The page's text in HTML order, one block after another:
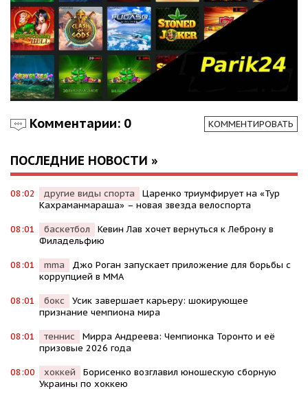
Комментарии: 0 КОММЕНТИРОВАТЬ
ПОСЛЕДНИЕ НОВОСТИ »
08:02 другие виды спорта
Царенко триумфирует на «Тур
Кахраманмараша» – новая звезда велоспорта
08:01 баскетбол
Кевин Лав хочет вернуться к Леброну в
Филадельфию
08:01 mma
Джо Роган запускает приложение для борьбы с
коррупцией в MMA
08:01 бокс
Усик завершает карьеру: шокирующее
признание чемпиона мира
08:01 теннис
Мирра Андреева: Чемпионка Торонто и её
призовые 2026 года
08:00 хоккей
Борисенко возглавил юношескую сборную
Украины по хоккею